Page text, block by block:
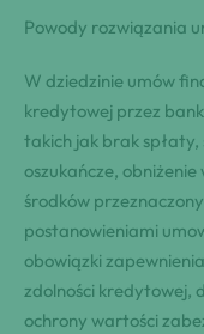
Powody rozwiązania
W dziedzinie umów
kredytowej przez
takich jak brak
oszukańcze,
środków
postanowieniami
obowiązki
zdolności kredytowej,
ochrony wartości